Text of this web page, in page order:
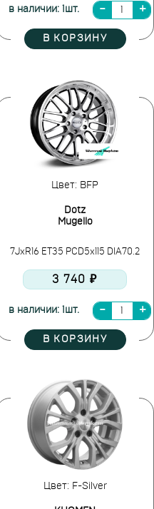
в наличии: 1шт.
В КОРЗИНУ
Цвет: BFP
Dotz
Mugello
7JxR16 ET35 PCD5x115 DIA70.2
3 740 ₽
в наличии: 1шт.
В КОРЗИНУ
Цвет: F-Silver